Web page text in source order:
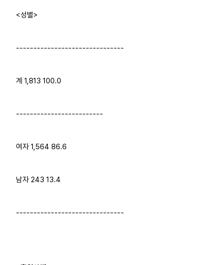
<성별>
-------------------------------
계 1,813 100.0
-------------------------
여자 1,564 86.6
남자 243 13.4
-------------------------------